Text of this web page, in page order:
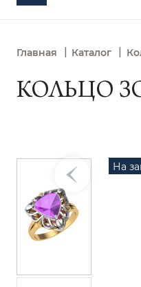
Главная | Каталог |
КОЛЬЦО
На